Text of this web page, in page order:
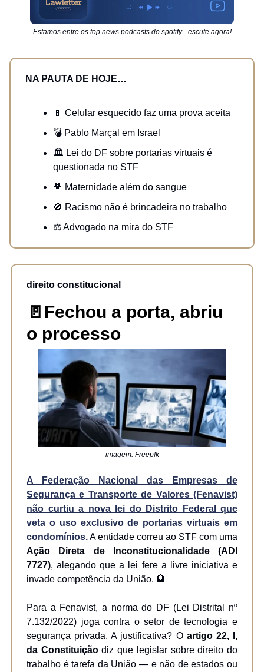
Estamos entre os top news podcasts do spotify - escute agora!
NA PAUTA DE HOJE…
📱 Celular esquecido faz uma prova aceita
💣 Pablo Marçal em Israel
🏛️ Lei do DF sobre portarias virtuais é
questionada no STF
💗 Maternidade além do sangue
🚫 Racismo não é brincadeira no trabalho
⚖️ Advogado na mira do STF
direito constitucional
🚪Fechou a porta, abriu
o processo
imagem: Freep!k
A Federação Nacional das Empresas de
Segurança e Transporte de Valores (Fenavist)
não curtiu a nova lei do Distrito Federal que
veta o uso exclusivo de portarias virtuais em
condomínios.A entidade correu ao STF com uma
Ação Direta de Inconstitucionalidade (ADI
7727), alegando que a lei fere a livre iniciativa e
invade competência da União. 🏦
Para a Fenavist, a norma do DF (Lei Distrital nº
7.132/2022) joga contra o setor de tecnologia e
segurança privada. A justificativa? O artigo 22, I,
da Constituiçãodiz que legislar sobre direito do
trabalho é tarefa da União — e não de estados ou